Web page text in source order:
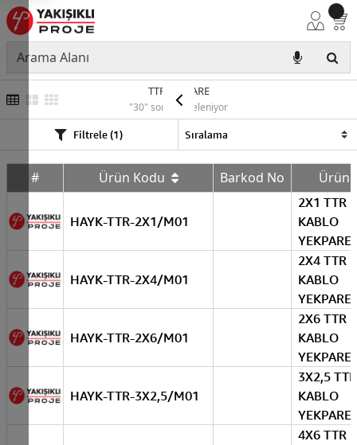
TTR YEKPARE
"30" sonuç listeleniyor
Filtrele (1)
# Ürün Kodu Barkod No Ürün
HAYK-TTR-2X1/M01
2X1 TTR
KABLO
YEKPARE
HAYK-TTR-2X4/M01
2X4 TTR
KABLO
YEKPARE
HAYK-TTR-2X6/M01
2X6 TTR
KABLO
YEKPARE
HAYK-TTR-3X2,5/M01
3X2,5 TTR
KABLO
YEKPARE
4X6 TTR